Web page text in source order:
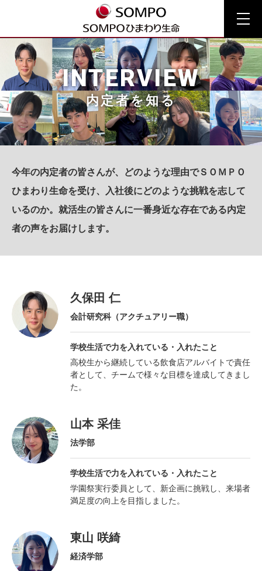
はじめに
仕事を知る
社員を知る
内定者を知る
採用情報
INTERVIEW
内定者を知る
今年の内定者の皆さんが、どのような理由でＳＯＭＰＯ
ひまわり生命を受け、入社後にどのような挑戦を志して
いるのか。 就活生の皆さんに一番身近な存在である内定
者の声をお届けします。
久保田 仁
会計研究科 （アクチュアリー職）
学校生活で力を入れている・ 入れたこと
高校生から継続している飲食店アルバイトで責任
者として、チームで様々な目標を達成してきまし
た。
山本 采佳
法学部
学校生活で力を入れている・ 入れたこと
学園祭実行委員として、新企画に挑戦し、来場者
満足度の向上を目指しました。
東山 咲綺
経済学部